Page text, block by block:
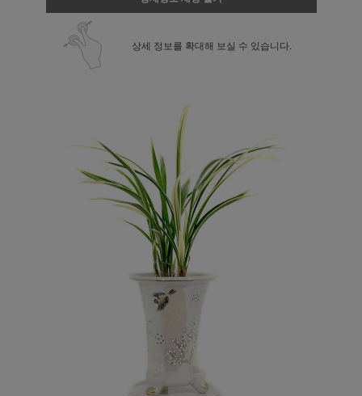
상세 정보를 확대해 보실 수 있습니다.